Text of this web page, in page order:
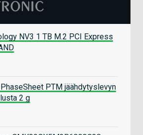
NV3 1 TB M.2 PCI Express
PTM jäähdytyslevyn
2 g